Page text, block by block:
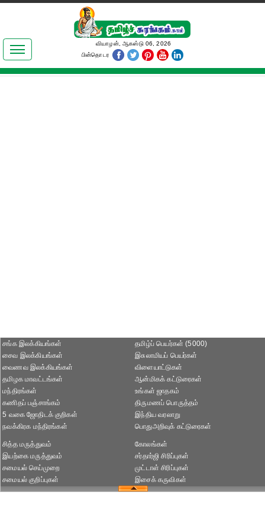
இலக்கியங்கள்
தமிழ் உலகம்
வியாழன், ஆகஸ்டு 06, 2026
பின்தொடர
சங்க இலக்கியங்கள்
சைவ இலக்கியங்கள்
வைணவ இலக்கியங்கள்
தமிழக மாவட்டங்கள்
தமிழ்ப் பெயர்கள் (5000)
இசுலாமியப் பெயர்கள்
விளையாட்டுகள்
ஆன்மிகக் கட்டுரைகள்
மந்திரங்கள்
கணிதப் பஞ்சாங்கம்
5 வகை ஜோதிடக் குறிகள்
நவக்கிரக மந்திரங்கள்
உங்கள் ஜாதகம்
திருமணப் பொருத்தம்
இந்திய வரலாறு
பொதுஅறிவுக் கட்டுரைகள்
சித்த மருத்துவம்
இயற்கை மருத்துவம்
சமையல் செய்முறை
சமையல் குறிப்புகள்
கோலங்கள்
சர்தார்ஜி சிரிப்புகள்
முட்டாள் சிரிப்புகள்
இசைக் கருவிகள்